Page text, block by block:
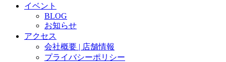
イベント
BLOG
お知らせ
アクセス
会社概要 | 店舗情報
プライバシーポリシー